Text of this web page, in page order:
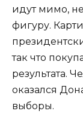
идут мимо,
фигуру.
так что
результата.
оказался
выборы.